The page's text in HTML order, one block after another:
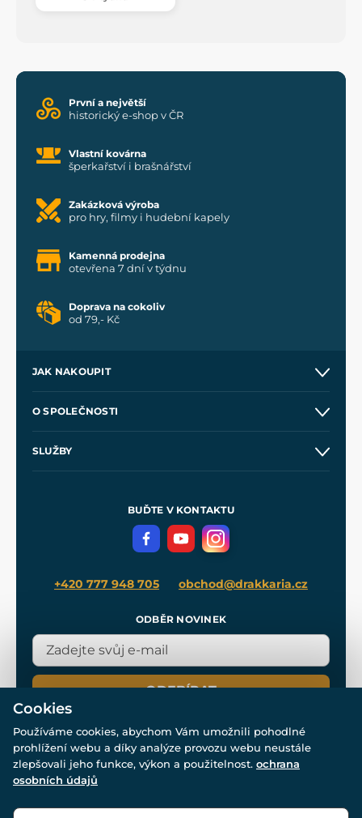
První a největší
historický e-shop v ČR
Vlastní kovárna
šperkařství i brašnářství
Zakázková výroba
pro hry, filmy i hudební kapely
Kamenná prodejna
otevřena 7 dní v týdnu
Doprava na cokoliv
od 79,- Kč
JAK NAKOUPIT
Velkoobchod
O SPOLEČNOSTI
SLUŽBY
Meče pro Kingdom Come
BUĎTE V KONTAKTU
+420 777 948 705 obchod@drakkaria.cz
ODBĚR NOVINEK
ODEBÍRAT
© Všechna práva vyhrazena. www.drakkaria.cz 2007-2026.
Cookies
Používáme cookies, abychom Vám umožnili pohodlné
prohlížení webu a díky analýze provozu webu neustále
zlepšovali jeho funkce, výkon a použitelnost. ochrana
osobních údajů